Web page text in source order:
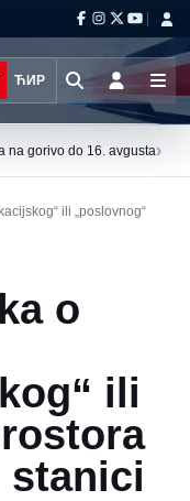
ЋИР
na gorivo do 16. avgusta›
ili „poslovnog“
o
ili
stanici